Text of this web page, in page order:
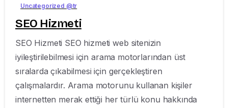
Uncategorized @tr
SEO Hizmeti
SEO Hizmeti SEO hizmeti web sitenizin
iyileştirilebilmesi için arama motorlarından üst
sıralarda çıkabilmesi için gerçekleştiren
çalışmalardır. Arama motorunu kullanan kişiler
internetten merak ettiği her türlü konu hakkında